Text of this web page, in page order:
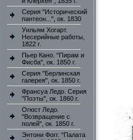
Серия "Исторический
пантеон...", ок. 1830
Уильям Хогарт.
Несерийные работы,
1822 г.
Пьер Кано. "Пирам и
Фисба", ок. 1850 г.
Серия "Берлинская
галерея", ок. 1850 г.
Франсуа Ледо. Серия
"Поэты", ок. 1860 г.
Огюст Ледо.
"Возвращение с
полей", ок. 1850 г.
Энтони Фогг. "Палата